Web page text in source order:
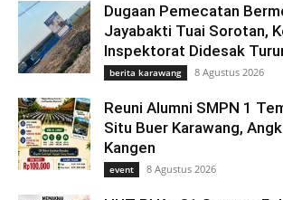
Dugaan Pemecatan
Jayabakti Tuai Sorotan,
Inspektorat Didesak
berita karawang 8 Agustus 2026
Reuni Alumni SMPN 1
Situ Buer Karawang,
Kangen
event 8 Agustus 2026